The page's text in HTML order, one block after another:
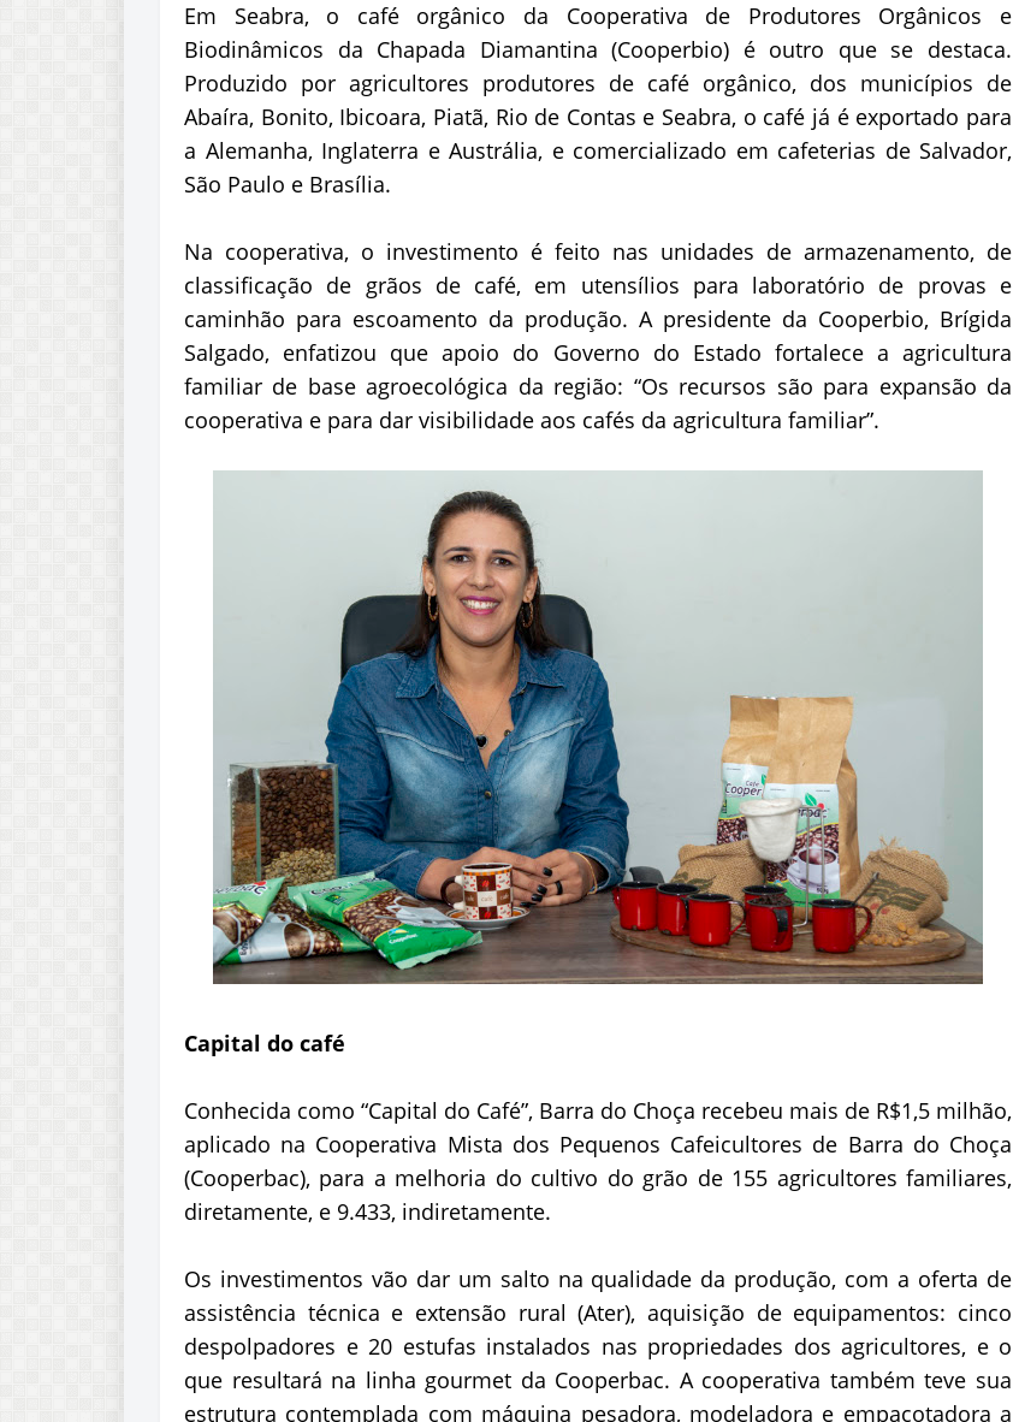
Em Seabra, o café orgânico da Cooperativa de Produtores Orgânicos e
Biodinâmicos da Chapada Diamantina (Cooperbio) é outro que se destaca.
Produzido por agricultores produtores de café orgânico, dos municípios de
Abaíra, Bonito, Ibicoara, Piatã, Rio de Contas e Seabra, o café já é exportado para
a Alemanha, Inglaterra e Austrália, e comercializado em cafeterias de Salvador,
São Paulo e Brasília.
Na cooperativa, o investimento é feito nas unidades de armazenamento, de
classificação de grãos de café, em utensílios para laboratório de provas e
caminhão para escoamento da produção. A presidente da Cooperbio, Brígida
Salgado, enfatizou que apoio do Governo do Estado fortalece a agricultura
familiar de base agroecológica da região: “Os recursos são para expansão da
cooperativa e para dar visibilidade aos cafés da agricultura familiar”.
Capital do café
Conhecida como “Capital do Café”, Barra do Choça recebeu mais de R$1,5 milhão,
aplicado na Cooperativa Mista dos Pequenos Cafeicultores de Barra do Choça
(Cooperbac), para a melhoria do cultivo do grão de 155 agricultores familiares,
diretamente, e 9.433, indiretamente.
Os investimentos vão dar um salto na qualidade da produção, com a oferta de
assistência técnica e extensão rural (Ater), aquisição de equipamentos: cinco
despolpadores e 20 estufas instalados nas propriedades dos agricultores, e o
que resultará na linha gourmet da Cooperbac. A cooperativa também teve sua
estrutura contemplada com máquina pesadora, modeladora e empacotadora a